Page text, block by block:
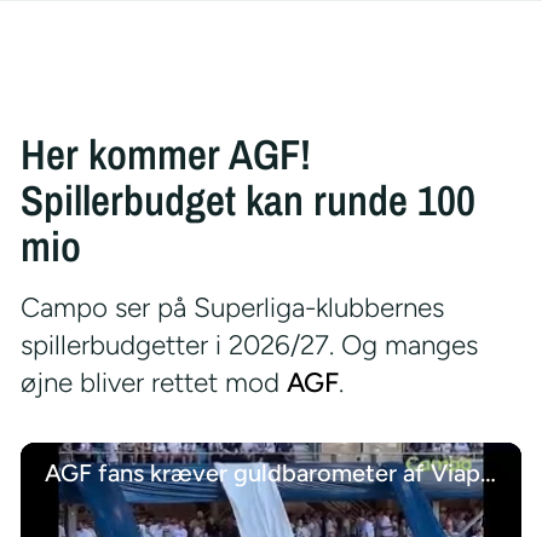
Her kommer AGF!
Spillerbudget kan runde 100
mio
Campo ser på Superliga-klubbernes
spillerbudgetter i 2026/27. Og manges
øjne bliver rettet mod AGF.
AGF fans kræver guldbarometer af Viaplay-ekspert